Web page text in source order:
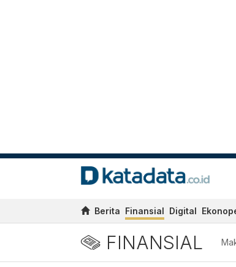
Berita Finansial Digital
FINANSIAL